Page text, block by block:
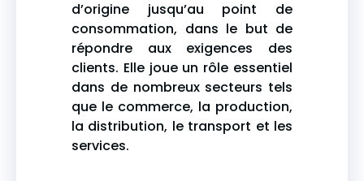
d’origine jusqu’au point de
consommation, dans le but de
répondre aux exigences des
clients. Elle joue un rôle essentiel
dans de nombreux secteurs tels
que le commerce, la production,
la distribution, le transport et les
services.